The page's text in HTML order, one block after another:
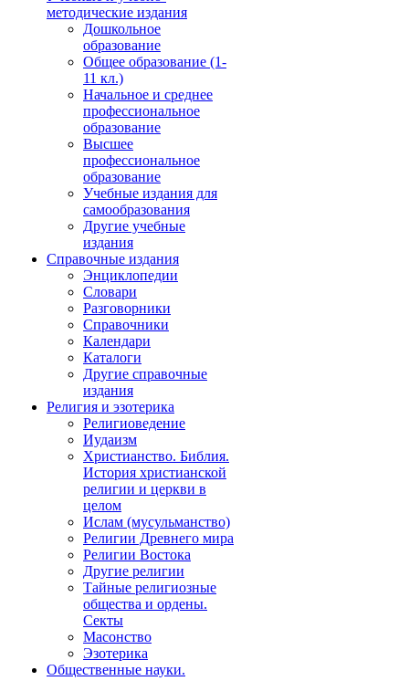
методические издания
Дошкольное
образование
Общее образование (1-
11 кл.)
Начальное и среднее
профессиональное
образование
Высшее
профессиональное
образование
Учебные издания для
самообразования
Другие учебные
издания
Справочные издания
Энциклопедии
Словари
Разговорники
Справочники
Календари
Каталоги
Другие справочные
издания
Религия и эзотерика
Религиоведение
Иудаизм
Христианство. Библия.
История христианской
религии и церкви в
целом
Ислам (мусульманство)
Религии Древнего мира
Религии Востока
Другие религии
Тайные религиозные
общества и ордены.
Секты
Масонство
Эзотерика
Общественные науки.